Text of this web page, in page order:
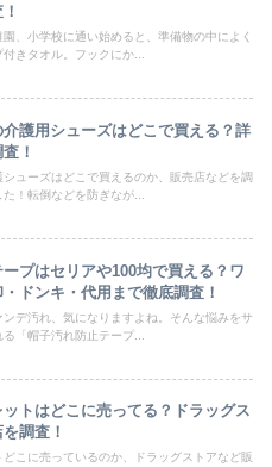
、小学校に通い始めると、準備物の中によく
きタオル。フックにか...
介護用シューズはどこで買える？詳
！
ューズはどこで買えるのか、販売店などを調
！転倒などを防ぎなが...
プはセリアや100均で買える？ワ
ドンキ・代用まで徹底調査！
デ汚れ、気になりますよね。そんな悩みをサ
「帽子汚れ防止テープ...
トはどこに売ってる？ドラッグス
調査！
こに売っているのか、ドラッグストアなど販